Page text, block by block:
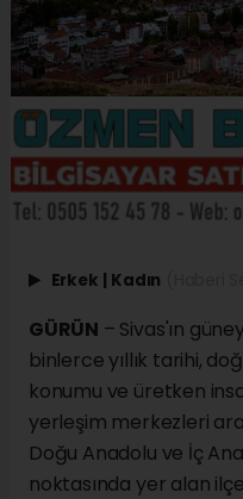
Erkek | Kadın
GÜRÜN – Sivas'ın
binlerce yıllık tarihi,
konumu ve üretken
yerleşim merkezleri
Doğu Anadolu ve İç
noktasında yer alan